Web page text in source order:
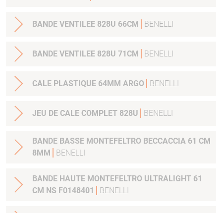
BANDE VENTILEE 828U 66CM BENELLI
BANDE VENTILEE 828U 71CM BENELLI
CALE PLASTIQUE 64MM ARGO BENELLI
JEU DE CALE COMPLET 828U BENELLI
BANDE BASSE MONTEFELTRO BECCACCIA 61 CM
8MM
BENELLI
BANDE HAUTE MONTEFELTRO ULTRALIGHT 61
CM NS F0148401
BENELLI